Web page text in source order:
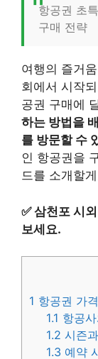
항공권 초
구매 전략
여행의 즐거
회에서 시작
공권 구매에
하는 방법을
를 방문할 수
인 항공권을
드를 소개할
✅삼천포 시
보세요.
1 항공권 가
1.1 항공
1.2 시즌
1.3 예약